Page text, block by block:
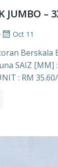
JUMBO –
Oct 11
Berskala
SAIZ [MM]
: RM